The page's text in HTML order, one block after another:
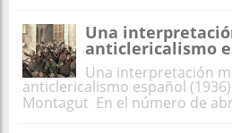
Una
anticlericalismo
Una interpretación
anticlericalismo español
Montagut En el número de